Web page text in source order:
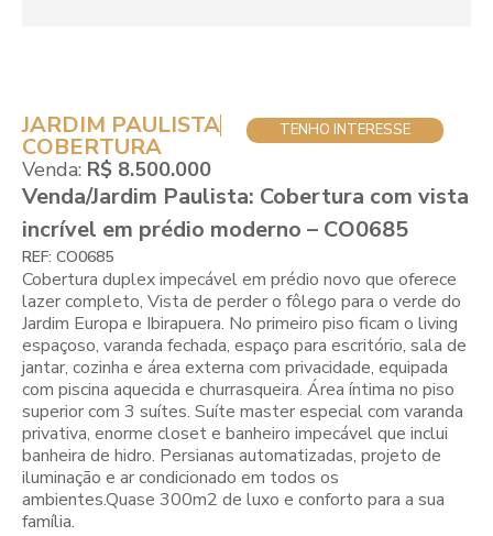
JARDIM PAULISTA
COBERTURA
Venda: R$ 8.500.000
TENHO INTERESSE
Venda/Jardim Paulista: Cobertura com vista
incrível em prédio moderno – CO0685
REF: CO0685
Cobertura duplex impecável em prédio novo que oferece
lazer completo, Vista de perder o fôlego para o verde do
Jardim Europa e Ibirapuera. No primeiro piso ficam o living
espaçoso, varanda fechada, espaço para escritório, sala de
jantar, cozinha e área externa com privacidade, equipada
com piscina aquecida e churrasqueira. Área íntima no piso
superior com 3 suítes. Suíte master especial com varanda
privativa, enorme closet e banheiro impecável que inclui
banheira de hidro. Persianas automatizadas, projeto de
iluminação e ar condicionado em todos os
ambientes.Quase 300m2 de luxo e conforto para a sua
família.